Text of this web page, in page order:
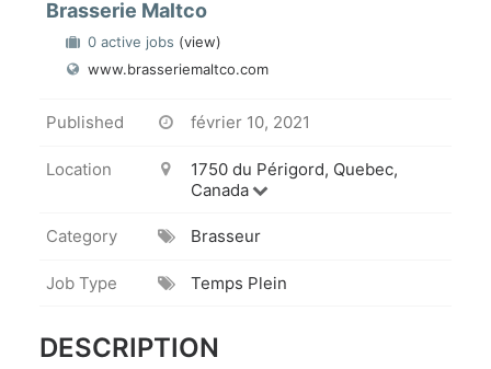
Brasserie Maltco
0 active jobs (view)
www.brasseriemaltco.com
Published février 10, 2021
Location
1750 du Périgord, Quebec,
Canada
Category Brasseur
Job Type Temps Plein
DESCRIPTION